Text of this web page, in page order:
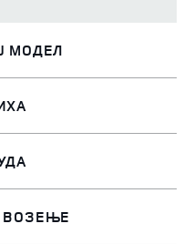
МОДЕЛ
ВОЗЕЊЕ